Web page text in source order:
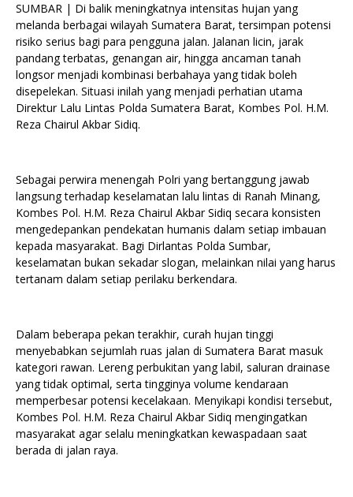
SUMBAR | Di balik meningkatnya intensitas hujan yang
melanda berbagai wilayah Sumatera Barat, tersimpan potensi
risiko serius bagi para pengguna jalan. Jalanan licin, jarak
pandang terbatas, genangan air, hingga ancaman tanah
longsor menjadi kombinasi berbahaya yang tidak boleh
disepelekan. Situasi inilah yang menjadi perhatian utama
Direktur Lalu Lintas Polda Sumatera Barat, Kombes Pol. H.M.
Reza Chairul Akbar Sidiq.
Sebagai perwira menengah Polri yang bertanggung jawab
langsung terhadap keselamatan lalu lintas di Ranah Minang,
Kombes Pol. H.M. Reza Chairul Akbar Sidiq secara konsisten
mengedepankan pendekatan humanis dalam setiap imbauan
kepada masyarakat. Bagi Dirlantas Polda Sumbar,
keselamatan bukan sekadar slogan, melainkan nilai yang harus
tertanam dalam setiap perilaku berkendara.
Dalam beberapa pekan terakhir, curah hujan tinggi
menyebabkan sejumlah ruas jalan di Sumatera Barat masuk
kategori rawan. Lereng perbukitan yang labil, saluran drainase
yang tidak optimal, serta tingginya volume kendaraan
memperbesar potensi kecelakaan. Menyikapi kondisi tersebut,
Kombes Pol. H.M. Reza Chairul Akbar Sidiq mengingatkan
masyarakat agar selalu meningkatkan kewaspadaan saat
berada di jalan raya.